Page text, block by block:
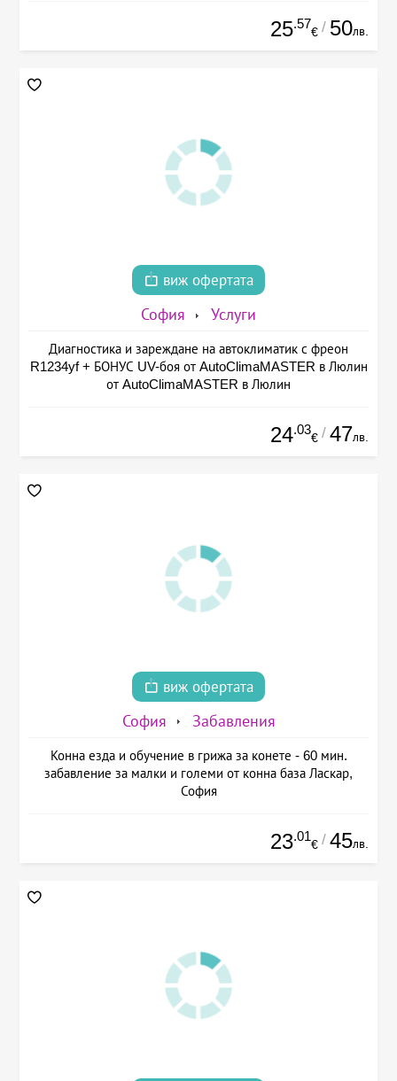
25.57
€ / 50лв.
виж офертата
София Услуги
Диагностика и зареждане на автоклиматик с фреон
R1234yf + БОНУС UV-боя от AutoClimaMASTER в Люлин
от AutoClimaMASTER в Люлин
24.03
€ / 47лв.
виж офертата
София Забавления
Конна езда и обучение в грижа за конете - 60 мин.
забавление за малки и големи от конна база Ласкар,
София
23.01
€ / 45лв.